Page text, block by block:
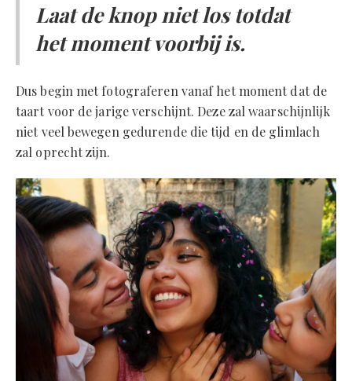
Laat de knop niet los totdat
het moment voorbij is.
Dus begin met fotograferen vanaf het moment dat de
taart voor de jarige verschijnt. Deze zal waarschijnlijk
niet veel bewegen gedurende die tijd en de glimlach
zal oprecht zijn.